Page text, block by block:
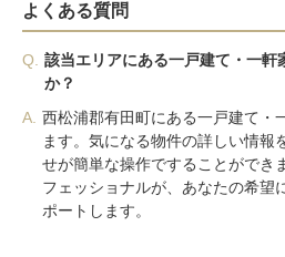
よくある質問
Q.
該当エリアにある一戸建て・一軒
か？
A. 西松浦郡有田町にある一戸建て・
ます。気になる物件の詳しい情報
せが簡単な操作ですることができ
フェッショナルが、あなたの希望
ポートします。